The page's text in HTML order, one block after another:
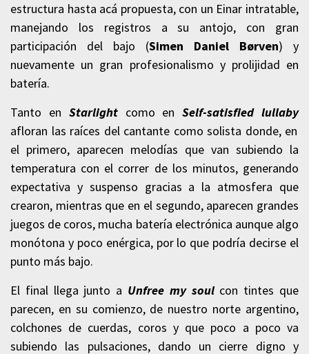
estructura hasta acá propuesta, con un Einar intratable,
manejando los registros a su antojo, con gran
participación del bajo (Simen Daniel Børven) y
nuevamente un gran profesionalismo y prolijidad en
batería.
Tanto en Starlightcomo enSelf-satisfied lullaby
afloran las raíces del cantante como solista donde, en
el primero, aparecen melodías que van subiendo la
temperatura con el correr de los minutos, generando
expectativa y suspenso gracias a la atmosfera que
crearon, mientras que en el segundo, aparecen grandes
juegos de coros, mucha batería electrónica aunque algo
monótona y poco enérgica, por lo que podría decirse el
punto más bajo.
El final llega junto a Unfree my soulcon tintes que
parecen, en su comienzo, de nuestro norte argentino,
colchones de cuerdas, coros y que poco a poco va
subiendo las pulsaciones, dando un cierre digno y